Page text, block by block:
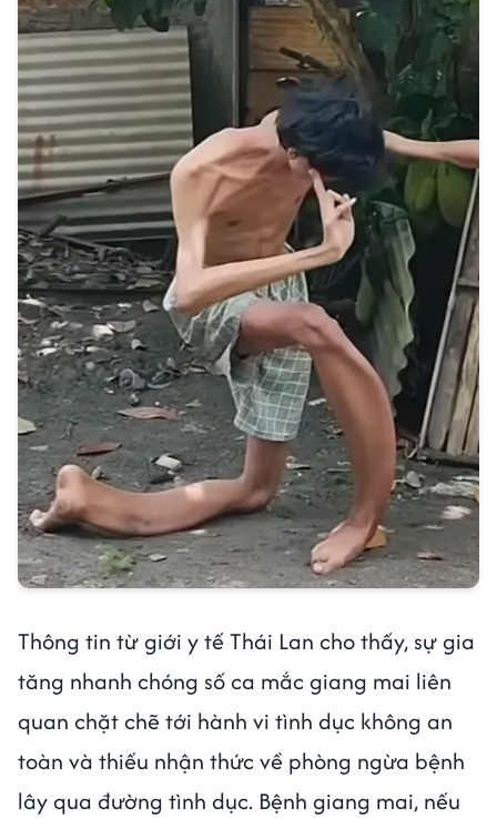
Thông tin từ giới y tế Thái Lan cho thấy, sự gia
tăng nhanh chóng số ca mắc giang mai liên
quan chặt chẽ tới hành vi tình dục không an
toàn và thiếu nhận thức về phòng ngừa bệnh
lây qua đường tình dục. Bệnh giang mai, nếu